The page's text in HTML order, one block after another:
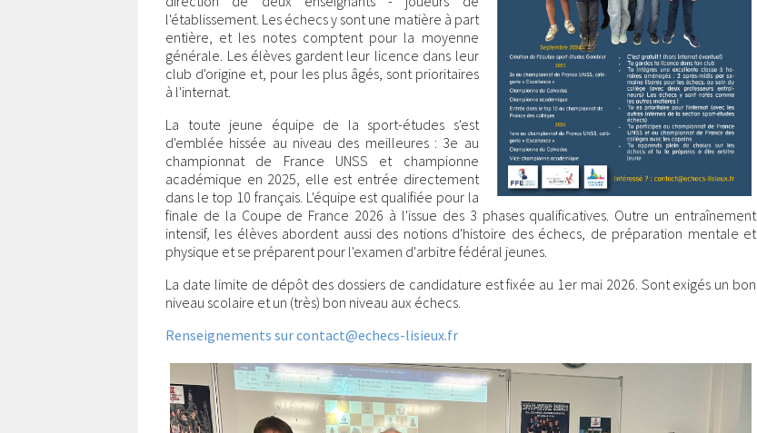
l'établissement. Les échecs y sont une matière à part
entière, et les notes comptent pour la moyenne
générale. Les élèves gardent leur licence dans leur
club d'origine et, pour les plus âgés, sont prioritaires
à l'internat.
La toute jeune équipe de la sport-études s'est
d'emblée hissée au niveau des meilleures : 3e au
championnat de France UNSS et championne
académique en 2025, elle est entrée directement
dans le top 10 français. L'équipe est qualifiée pour la
finale de la Coupe de France 2026 à l'issue des 3 phases qualificatives. Outre un entraînement
intensif, les élèves abordent aussi des notions d'histoire des échecs, de préparation mentale et
physique et se préparent pour l'examen d'arbitre fédéral jeunes.
La date limite de dépôt des dossiers de candidature est fixée au 1er mai 2026. Sont exigés un bon
niveau scolaire et un (très) bon niveau aux échecs.
Renseignements sur contact@echecs-lisieux.fr